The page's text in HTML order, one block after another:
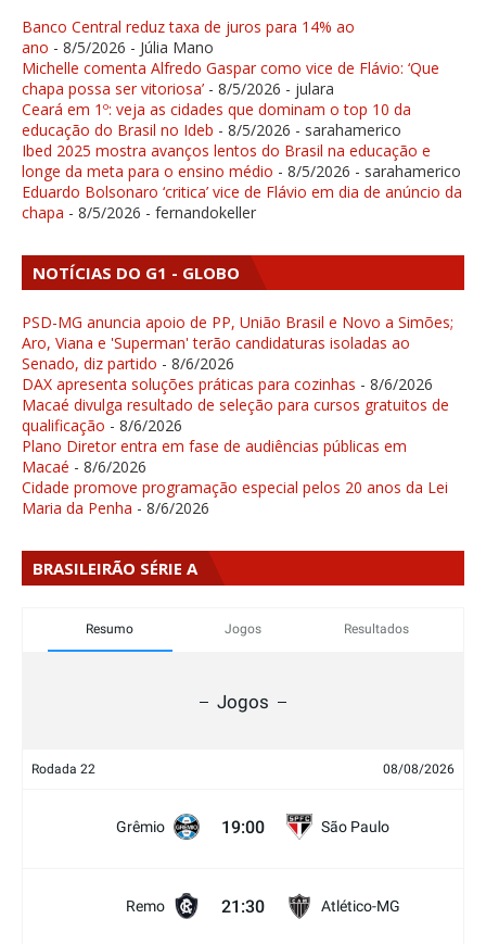
Banco Central reduz taxa de juros para 14% ao
ano - 8/5/2026 - Júlia Mano
Michelle comenta Alfredo Gaspar como vice de Flávio: ‘Que
chapa possa ser vitoriosa’ - 8/5/2026 - julara
Ceará em 1º: veja as cidades que dominam o top 10 da
educação do Brasil no Ideb - 8/5/2026 - sarahamerico
Ibed 2025 mostra avanços lentos do Brasil na educação e
longe da meta para o ensino médio - 8/5/2026 - sarahamerico
Eduardo Bolsonaro ‘critica’ vice de Flávio em dia de anúncio da
chapa - 8/5/2026 - fernandokeller
NOTÍCIAS DO G1 - GLOBO
PSD-MG anuncia apoio de PP, União Brasil e Novo a Simões;
Aro, Viana e 'Superman' terão candidaturas isoladas ao
Senado, diz partido - 8/6/2026
DAX apresenta soluções práticas para cozinhas - 8/6/2026
Macaé divulga resultado de seleção para cursos gratuitos de
qualificação - 8/6/2026
Plano Diretor entra em fase de audiências públicas em
Macaé - 8/6/2026
Cidade promove programação especial pelos 20 anos da Lei
Maria da Penha - 8/6/2026
BRASILEIRÃO SÉRIE A
Resumo Jogos Resultados
Jogos
Rodada 22 08/08/2026
Grêmio 19:00 São Paulo
Remo 21:30 Atlético-MG